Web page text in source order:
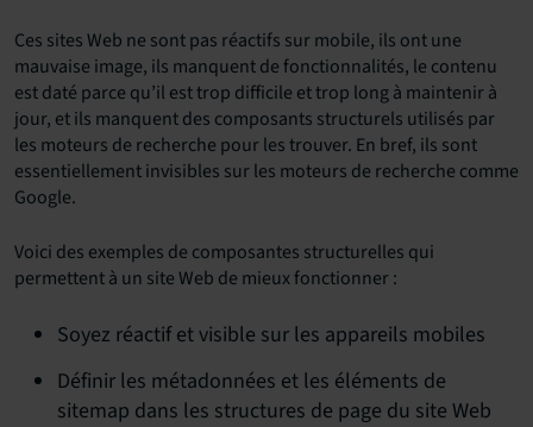
Ces sites Web ne sont pas réactifs sur mobile, ils ont une
mauvaise image, ils manquent de fonctionnalités, le contenu
est daté parce qu’il est trop difficile et trop long à maintenir à
jour, et ils manquent des composants structurels utilisés par
les moteurs de recherche pour les trouver. En bref, ils sont
essentiellement invisibles sur les moteurs de recherche comme
Google.
Voici des exemples de composantes structurelles qui
permettent à un site Web de mieux fonctionner :
Soyez réactif et visible sur les appareils mobiles
Définir les métadonnées et les éléments de
sitemap dans les structures de page du site Web